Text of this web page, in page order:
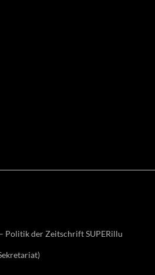
Politik der Zeitschrift SUPERillu